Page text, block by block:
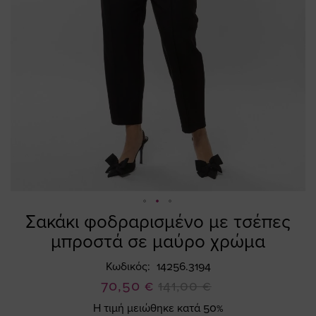
Σακάκι φοδραρισμένο με τσέπες
μπροστά σε μαύρο χρώμα
Κωδικός 14256.3194
Ειδική
Τιμή
70,50 € 141,00 €
Η τιμή μειώθηκε κατά 50%
Skip